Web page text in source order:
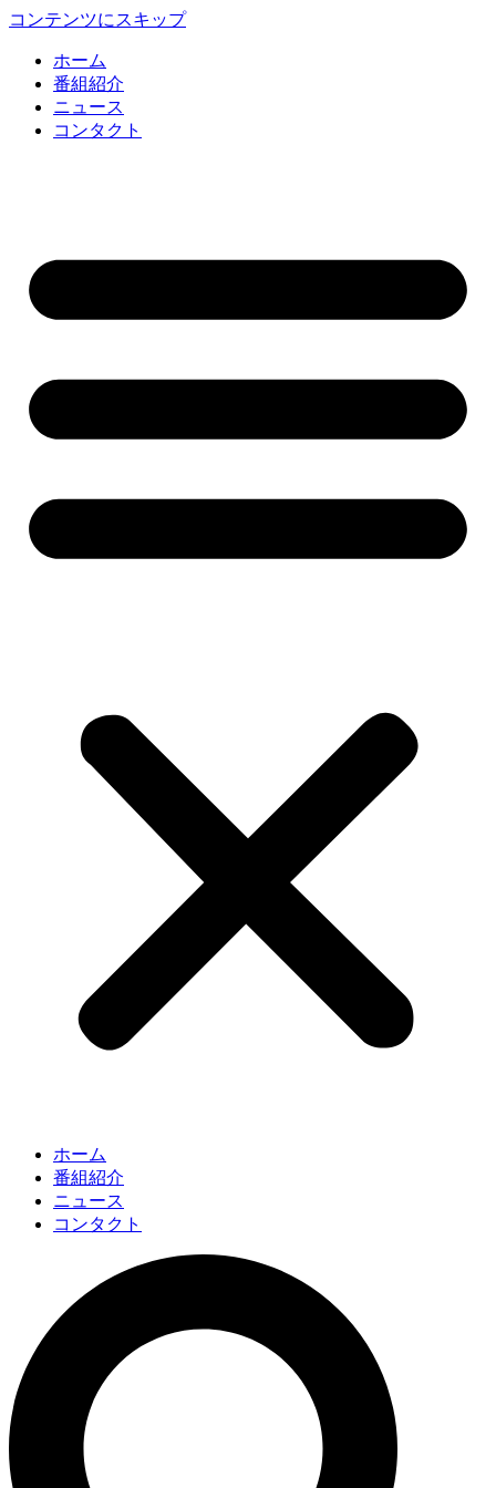
コンテンツにスキップ
ホーム
番組紹介
ニュース
コンタクト
ホーム
番組紹介
ニュース
コンタクト